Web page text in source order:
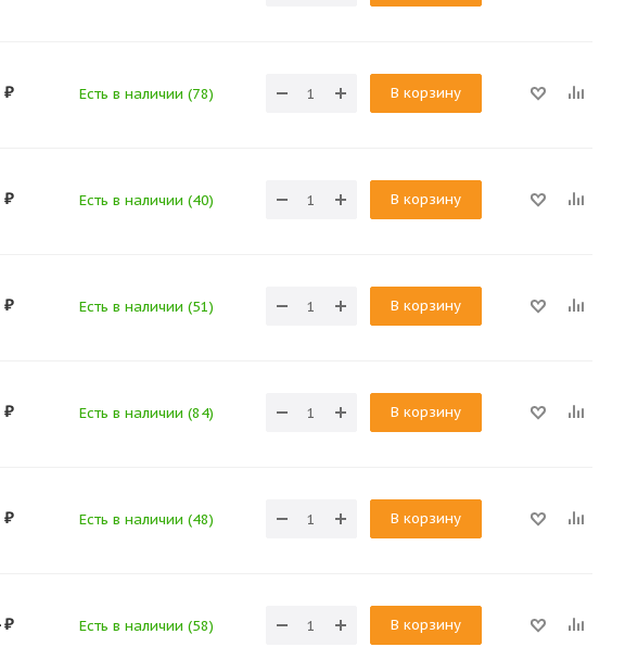
₽ Есть в наличии (78) В корзину
₽ Есть в наличии (40) В корзину
₽ Есть в наличии (51) В корзину
₽ Есть в наличии (84) В корзину
₽ Есть в наличии (48) В корзину
₽ Есть в наличии (58) В корзину